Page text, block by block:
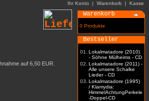
Ihr Konto | Warenkorb | Kasse
auf 6,50 EUR.
Warenkorb
0 Produkte
Bestseller
01.
Lokalmatadore (2010)
- Söhne Mülheims - CD
02. Lokalmatadore (2011) -
Alle unsere Schalke
Lieder - CD
03. Lokalmatadore (1995)
/ Klamydia:
HimmelAchtungPerkele
-Doppel-CD